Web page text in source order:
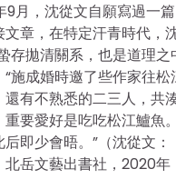
9月，沈從文自願寫過一
章，在特定汗青時代，
存拋清關系，也是道理之
施成婚時邀了些作家往
還有不熟悉的二三人，共
重要愛好是吃吃松江鱸魚
后即少會晤。”（沈從文
岳文藝出書社，2020年